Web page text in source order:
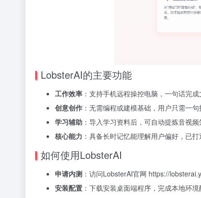
LobsterAI的主要功能
工作效率 ：支持手机远程操控电脑，一句话完
创意创作 ：无需编程或建模基础，用户只需一
学习辅助 ：导入学习资料后，可自动提炼音视
核心能力 ：具备长时记忆能理解用户偏好，已
如何使用LobsterAI
申请内测 ：访问LobsterAI官网 https://
安装配置 ：下载安装桌面端程序，完成本地环